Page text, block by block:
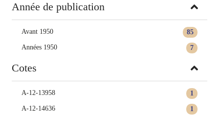
Année de publication
85
Avant 1950
7
Années 1950
Cotes
1
A-12-13958
1
A-12-14636